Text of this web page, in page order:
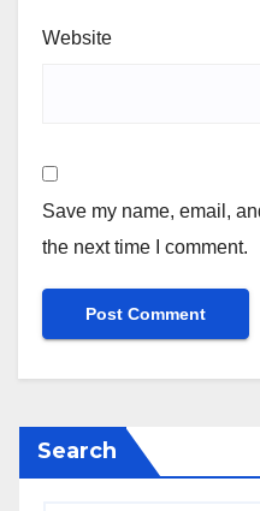
Website
Save my name, email,
the next time I comment.
Search